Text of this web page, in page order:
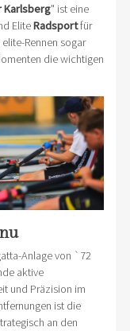
Karlsberg" ist eine
EliteRadsportfür
Rennen sogar
die wichtigen
Anlage von `72
aktive
und Präzision im
ist die
an den